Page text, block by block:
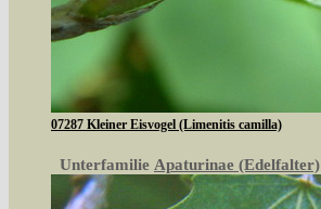
07287 Kleiner Eisvogel (Limenitis camilla)
Unterfamilie Apaturinae (Edelfalter)